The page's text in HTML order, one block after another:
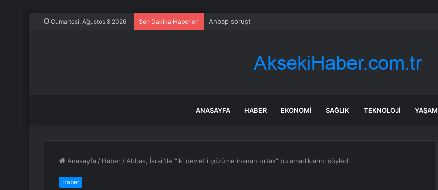
Cumartesi, Ağustos 8 2026 Son Dakika Haberleri Ahbap soruşturmasında iş insanı Hüseyin Başaran’a tutuklama talebi
ANASAYFA HABER EKONOMI SAĞLIK TEKNOLOJI YAŞAM
Anasayfa / Haber / Abbas, İsrail’de “iki devletli çözüme inanan ortak” bulamadıklarını söyledi
Haber